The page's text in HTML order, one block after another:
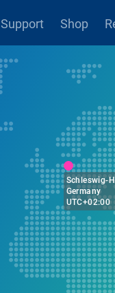
Support Shop
Schleswig-
Germany
UTC+02:00